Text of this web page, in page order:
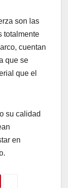
son las
totalmente
cuentan
que se
que el
su calidad
en